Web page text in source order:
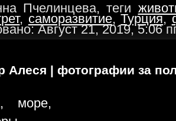
Пчелинцева, теги
, саморазвитие,Турция,
Август 21, 2019, 5:06
Алеся | фотографии за